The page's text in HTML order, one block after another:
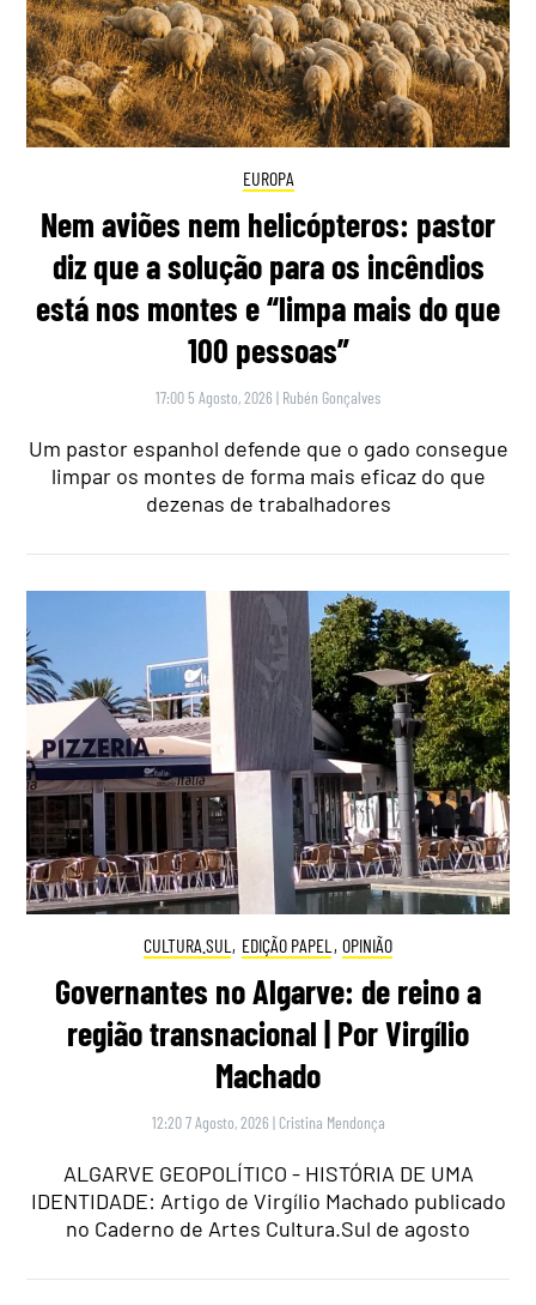
EUROPA
Nem aviões nem helicópteros: pastor
diz que a solução para os incêndios
está nos montes e “limpa mais do que
100 pessoas”
17:00 5 Agosto, 2026 | Rubén Gonçalves
Um pastor espanhol defende que o gado consegue
limpar os montes de forma mais eficaz do que
dezenas de trabalhadores
CULTURA.SUL , EDIÇÃO PAPEL , OPINIÃO
Governantes no Algarve: de reino a
região transnacional | Por Virgílio
Machado
12:20 7 Agosto, 2026 | Cristina Mendonça
ALGARVE GEOPOLÍTICO - HISTÓRIA DE UMA
IDENTIDADE: Artigo de Virgílio Machado publicado
no Caderno de Artes Cultura.Sul de agosto